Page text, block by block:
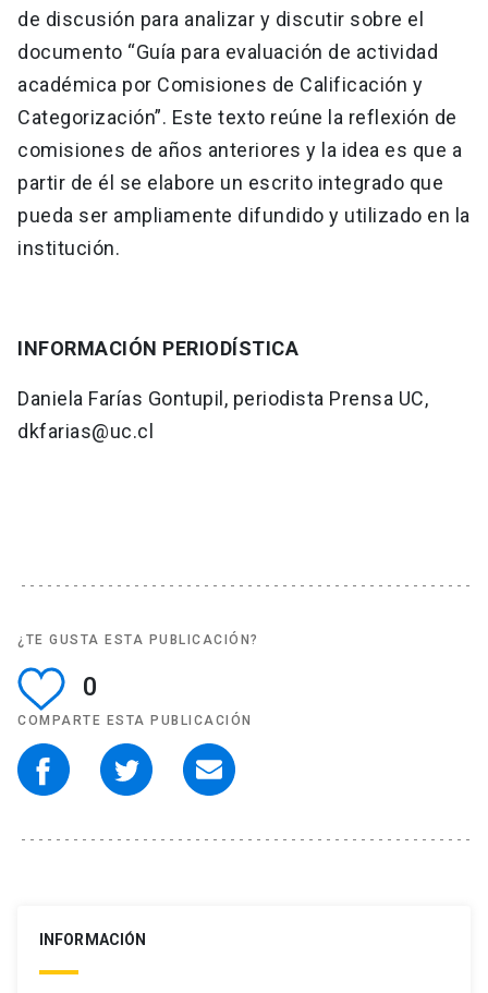
de discusión para analizar y discutir sobre el
documento “Guía para evaluación de actividad
académica por Comisiones de Calificación y
Categorización”. Este texto reúne la reflexión de
comisiones de años anteriores y la idea es que a
partir de él se elabore un escrito integrado que
pueda ser ampliamente difundido y utilizado en la
institución.
INFORMACIÓN PERIODÍSTICA
Daniela Farías Gontupil, periodista Prensa UC,
dkfarias@uc.cl
¿TE GUSTA ESTA PUBLICACIÓN?
0
COMPARTE ESTA PUBLICACIÓN
INFORMACIÓN